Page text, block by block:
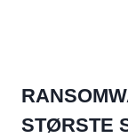
STØRSTE